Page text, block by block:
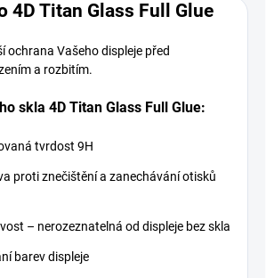
4D Titan Glass Full Glue
ochrana Vašeho displeje před
a rozbitím.
skla 4D Titan Glass Full Glue:
tvrdost 9H
proti znečištění a zanechávání otisků
– nerozeznatelná od displeje bez skla
barev displeje